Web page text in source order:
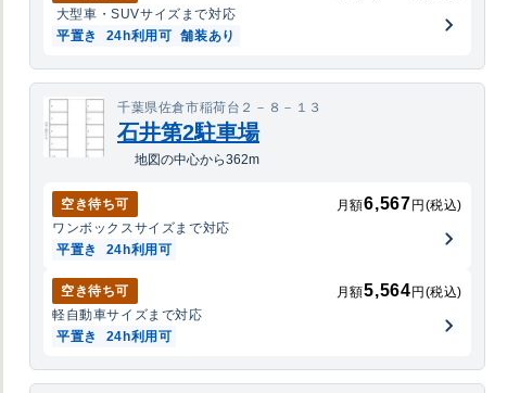
大型車・SUVサイズまで対応
平置き
24h利用可 舗装あり
千葉県佐倉市稲荷台２－８－１３
石井第2駐車場
地図の中心から362m
空き待ち可 月額6,567 円(税込)
ワンボックスサイズまで対応
平置き
24h利用可
空き待ち可 月額5,564 円(税込)
軽自動車サイズまで対応
平置き
24h利用可